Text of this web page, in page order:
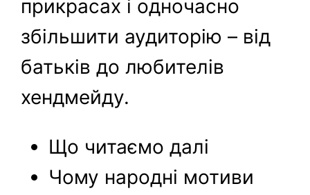
прикрасах і одночасно
збільшити аудиторію – від
батьків до любителів
хендмейду.
Що читаємо далі
Чому народні мотиви